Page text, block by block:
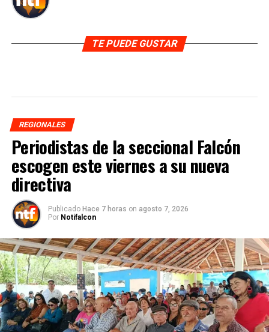
TE PUEDE GUSTAR
REGIONALES
Periodistas de la seccional Falcón
escogen este viernes a su nueva
directiva
Publicado Hace 7 horas on agosto 7, 2026
Por Notifalcon